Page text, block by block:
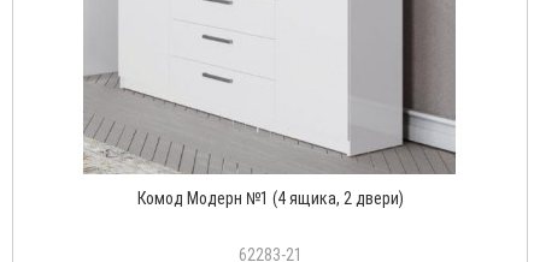
Комод Модерн №1 (4 ящика, 2 двери)
62283-21